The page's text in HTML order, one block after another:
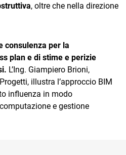
, oltre che nella direzione
consulenza per la
plan e di stime e perizie
L’Ing. Giampiero Brioni,
illustra l’approccio BIM
influenza in modo
e gestione